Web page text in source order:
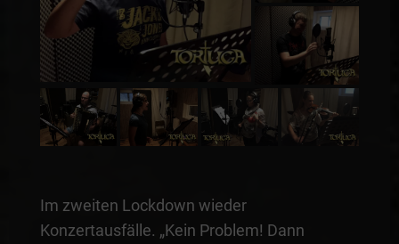
Im zweiten Lockdown wieder
Konzertausfälle. „Kein Problem! Dann